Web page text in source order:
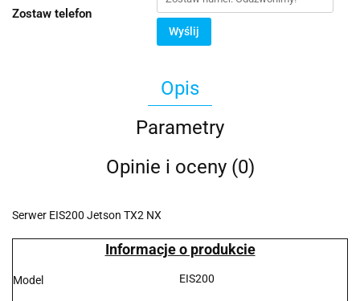
Zostaw telefon
Wyślij
Opis
Parametry
Opinie i oceny (0)
Serwer EIS200 Jetson TX2 NX
Informacje o produkcie
Model EIS200